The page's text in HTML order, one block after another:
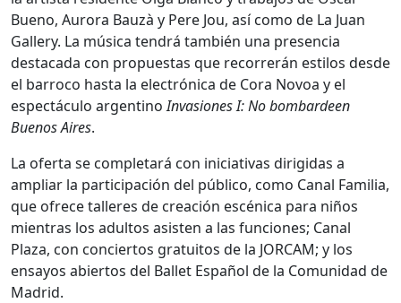
Bueno, Aurora Bauzà y Pere Jou, así como de La Juan
Gallery. La música tendrá también una presencia
destacada con propuestas que recorrerán estilos desde
el barroco hasta la electrónica de Cora Novoa y el
espectáculo argentinoInvasiones I: No bombardeen
Buenos Aires.
La oferta se completará con iniciativas dirigidas a
ampliar la participación del público, como Canal Familia,
que ofrece talleres de creación escénica para niños
mientras los adultos asisten a las funciones; Canal
Plaza, con conciertos gratuitos de la JORCAM; y los
ensayos abiertos del Ballet Español de la Comunidad de
Madrid.